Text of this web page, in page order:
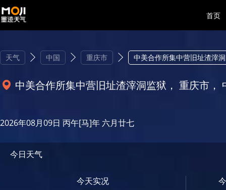
首页
天气 中国 重庆市 中美合作所集中营旧址渣滓
中美合作所集中营旧址渣滓洞监狱， 重庆市，
2026年08月09日 丙午[马]年 六月廿七
今日天气
今天实况